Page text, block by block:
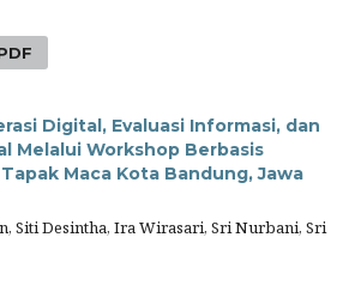
Digital, Evaluasi Informasi, dan
Melalui Workshop Berbasis
Maca Kota Bandung, Jawa
Siti Desintha, Ira Wirasari, Sri Nurbani, Sri